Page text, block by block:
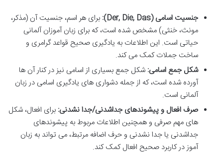
جنسیت اسامی (Der, Die, Das):
برای هر اسم، جنسیت آن (مذکر،
مونث، خنثی) مشخص شده است، که برای زبان آموزان آلمانی
حیاتی است. این اطلاعات به یادگیری صحیح قواعد گرامری و
ساخت جملات کمک می کند.
شکل جمع اسامی: شکل جمع بسیاری از اسامی نیز در کنار آن ها
آورده شده است، که از جمله دشواری های یادگیری اسامی در زبان
آلمانی است.
صرف افعال و پیشوندهای جداشدنی/جدا نشدنی: برای افعال، شکل
های مهم صرفی و همچنین اطلاعات مربوط به پیشوندهای
جداشدنی یا جدا نشدنی و حرف اضافه مرتبط، می تواند به زبان
آموز در کاربرد صحیح افعال کمک کند.